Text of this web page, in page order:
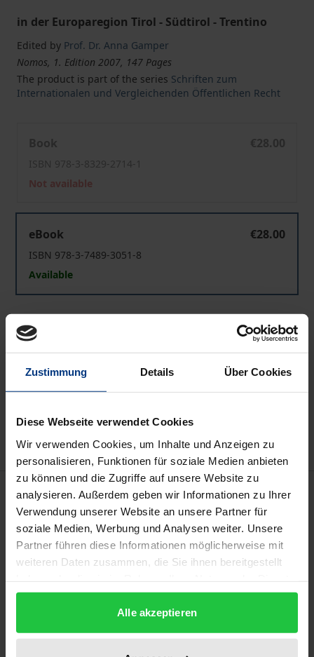
Zustimmung Details Über Cookies
Diese Webseite verwendet Cookies
Wir verwenden Cookies, um Inhalte und Anzeigen zu
personalisieren, Funktionen für soziale Medien anbieten
zu können und die Zugriffe auf unsere Website zu
analysieren. Außerdem geben wir Informationen zu Ihrer
Verwendung unserer Website an unsere Partner für
soziale Medien, Werbung und Analysen weiter. Unsere
Partner führen diese Informationen möglicherweise mit
weiteren Daten zusammen, die Sie ihnen bereitgestellt
gesammelt haben.
Alle akzeptieren
in der Europaregion Tirol - Südtirol - Trentino
Edited by Prof. Dr. Anna Gamper
Nomos, 1. Edition 2007, 147 Pages
The product is part of the series Schriften zum
Internationalen und Vergleichenden Öffentlichen Recht
Book
€28.00
ISBN 978-3-8329-2714-1
Not available
eBook
€28.00
ISBN 978-3-7489-3051-8
Available
Prices include VAT. Depending on the delivery address, VAT
may vary at checkout.
Add to Cart
Delivery cost notice
Description
Die besondere Bedeutung örtlicher wie
überörtlicher Raumplanung für die Gemeinden lässt
es geboten erscheinen, diese in die relevanten
Entscheidungsverfahren maßgeblich einzubinden.
Der Band geht der Frage nach, welche
verschiedenen Organisationsformen und Verfahren